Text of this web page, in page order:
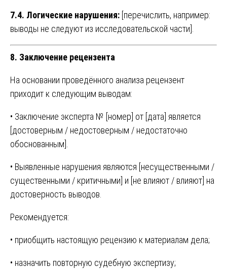
7.4. Логические нарушения: [перечислить, например:
выводы не следуют из исследовательской части].
8. Заключение рецензента
На основании проведённого анализа рецензент
приходит к следующим выводам:
• Заключение эксперта № [номер] от [дата] является
[достоверным / недостоверным / недостаточно
обоснованным].
• Выявленные нарушения являются [несущественными /
существенными / критичными] и [не влияют / влияют] на
достоверность выводов.
Рекомендуется:
• приобщить настоящую рецензию к материалам дела;
• назначить повторную судебную экспертизу;